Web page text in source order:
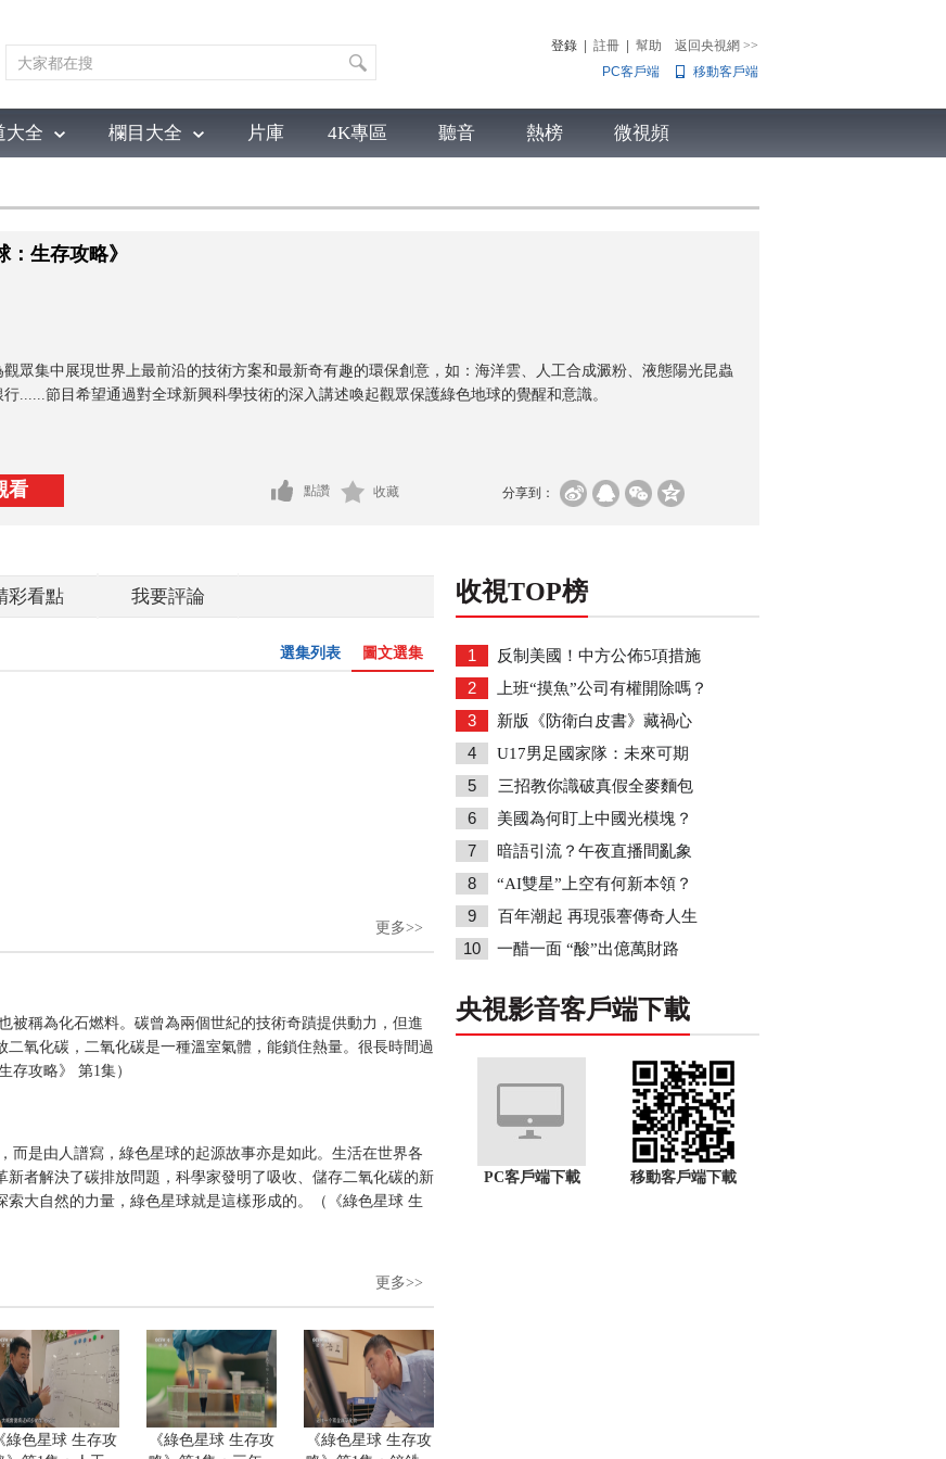
登錄 註冊 幫助 返回央視網 >>
PC客戶端
移動客戶端
大全 欄目大全 片庫 4K專區 聽音 熱榜 微視頻
：生存攻略》
觀眾集中展現世界上最前沿的技術方案和最新奇有趣的環保創意，如：海洋雲、人工合成澱粉、液態陽光昆蟲
......節目希望通過對全球新興科學技術的深入講述喚起觀眾保護綠色地球的覺醒和意識。
看 分享到：
點讚 收藏
彩看點 我要評論
圖文選集
選集列表
更多>>
被稱為化石燃料。碳曾為兩個世紀的技術奇蹟提供動力，但進
氧化碳，二氧化碳是一種溫室氣體，能鎖住熱量。很長時間過
存攻略》 第1集）
而是由人譜寫，綠色星球的起源故事亦是如此。生活在世界各
者解決了碳排放問題，科學家發明了吸收、儲存二氧化碳的新
大自然的力量，綠色星球就是這樣形成的。（《綠色星球 生
更多>>
《綠色星球 生存攻
《綠色星球 生存攻
《綠色星球 生存攻
收視TOP榜
1 反制美國！中方公佈5項措施
2 上班“摸魚”公司有權開除嗎？
3 新版《防衛白皮書》藏禍心
4 U17男足國家隊：未來可期
5 三招教你識破真假全麥麵包
6 美國為何盯上中國光模塊？
7 暗語引流？午夜直播間亂象
8 “AI雙星”上空有何新本領？
9 百年潮起 再現張謇傳奇人生
10 一醋一面 “酸”出億萬財路
央視影音客戶端下載
PC客戶端下載 移動客戶端下載